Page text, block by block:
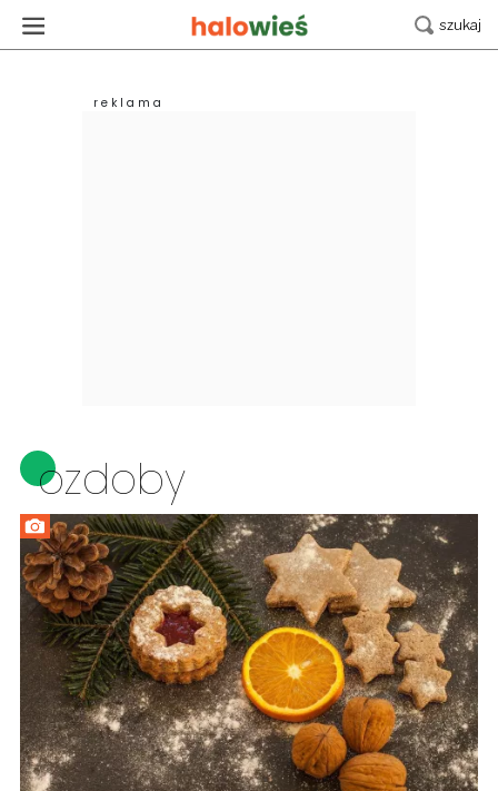
ozdoby